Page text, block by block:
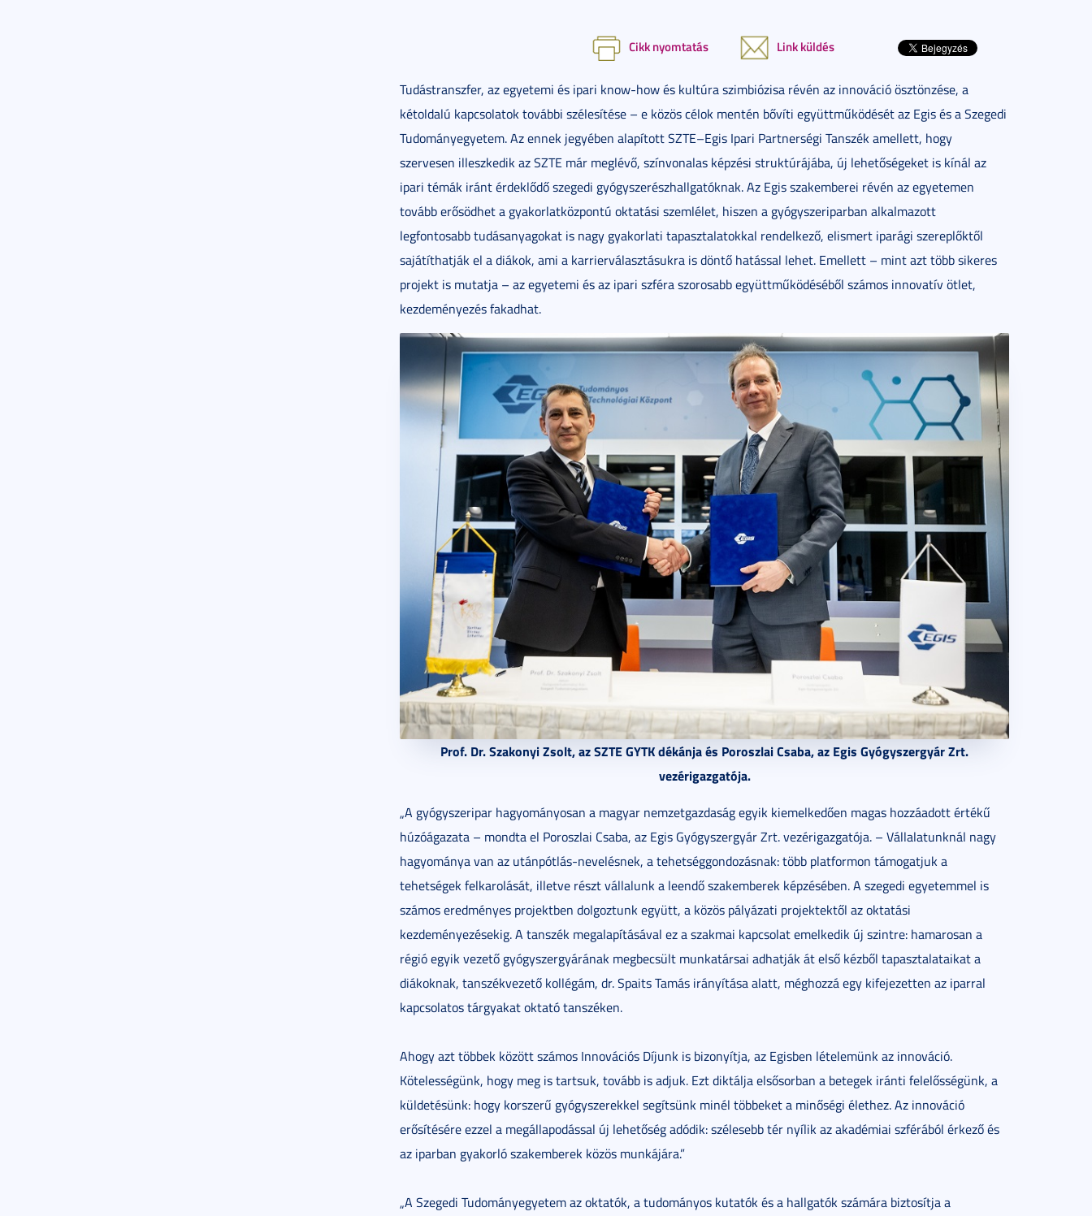
Cikk nyomtatás Link küldés
Tudástranszfer, az egyetemi és ipari know-how és kultúra szimbiózisa révén az innováció ösztönzése, a
kétoldalú kapcsolatok további szélesítése – e közös célok mentén bővíti együttműködését az Egis és a Szegedi
Tudományegyetem. Az ennek jegyében alapított SZTE–Egis Ipari Partnerségi Tanszék amellett, hogy
szervesen illeszkedik az SZTE már meglévő, színvonalas képzési struktúrájába, új lehetőségeket is kínál az
ipari témák iránt érdeklődő szegedi gyógyszerészhallgatóknak. Az Egis szakemberei révén az egyetemen
tovább erősödhet a gyakorlatközpontú oktatási szemlélet, hiszen a gyógyszeriparban alkalmazott
legfontosabb tudásanyagokat is nagy gyakorlati tapasztalatokkal rendelkező, elismert iparági szereplőktől
sajátíthatják el a diákok, ami a karrierválasztásukra is döntő hatással lehet. Emellett – mint azt több sikeres
projekt is mutatja – az egyetemi és az ipari szféra szorosabb együttműködéséből számos innovatív ötlet,
kezdeményezés fakadhat.
Prof. Dr. Szakonyi Zsolt, az SZTE GYTK dékánja és Poroszlai Csaba, az Egis Gyógyszergyár Zrt.
vezérigazgatója.
„A gyógyszeripar hagyományosan a magyar nemzetgazdaság egyik kiemelkedően magas hozzáadott értékű
húzóágazata – mondta el Poroszlai Csaba, az Egis Gyógyszergyár Zrt. vezérigazgatója. – Vállalatunknál nagy
hagyománya van az utánpótlás-nevelésnek, a tehetséggondozásnak: több platformon támogatjuk a
tehetségek felkarolását, illetve részt vállalunk a leendő szakemberek képzésében. A szegedi egyetemmel is
számos eredményes projektben dolgoztunk együtt, a közös pályázati projektektől az oktatási
kezdeményezésekig. A tanszék megalapításával ez a szakmai kapcsolat emelkedik új szintre: hamarosan a
régió egyik vezető gyógyszergyárának megbecsült munkatársai adhatják át első kézből tapasztalataikat a
diákoknak, tanszékvezető kollégám, dr. Spaits Tamás irányítása alatt, méghozzá egy kifejezetten az iparral
kapcsolatos tárgyakat oktató tanszéken.
Ahogy azt többek között számos Innovációs Díjunk is bizonyítja, az Egisben lételemünk az innováció.
Kötelességünk, hogy meg is tartsuk, tovább is adjuk. Ezt diktálja elsősorban a betegek iránti felelősségünk, a
küldetésünk: hogy korszerű gyógyszerekkel segítsünk minél többeket a minőségi élethez. Az innováció
erősítésére ezzel a megállapodással új lehetőség adódik: szélesebb tér nyílik az akadémiai szférából érkező és
az iparban gyakorló szakemberek közös munkájára.”
„A Szegedi Tudományegyetem az oktatók, a tudományos kutatók és a hallgatók számára biztosítja a